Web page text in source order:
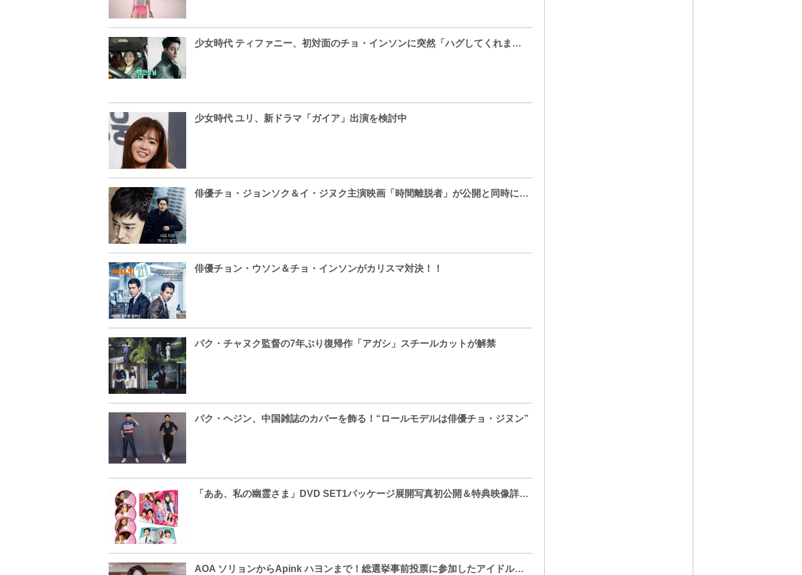
少女時代 ティファニー、初対面のチョ・インソンに突然「ハグしてくれませんか！？」
少女時代 ユリ、新ドラマ「ガイア」出演を検討中
俳優チョ・ジョンソク＆イ・ジヌク主演映画「時間離脱者」が公開と同時に1位！！
俳優チョン・ウソン＆チョ・インソンがカリスマ対決！！
パク・チャヌク監督の7年ぶり復帰作「アガシ」スチールカットが解禁
パク・ヘジン、中国雑誌のカバーを飾る！“ロールモデルは俳優チョ・ジヌン”
「ああ、私の幽霊さま」DVD SET1パッケージ展開写真初公開＆特典映像詳細決定！
AOA ソリョンからApink ハヨンまで！総選挙事前投票に参加したアイドルたち